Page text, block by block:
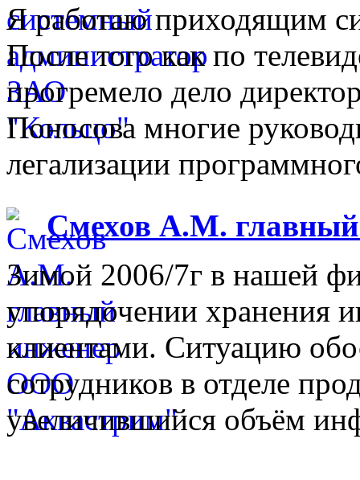
Я работаю приходящим
После того как по
прогремело дело
Поносова многие
легализации
Смехов А.М.
Зимой 2006/7г в нашей
упорядочении хранения
клиентами. Ситуацию
сотрудников в отделе
увеличившийся объём